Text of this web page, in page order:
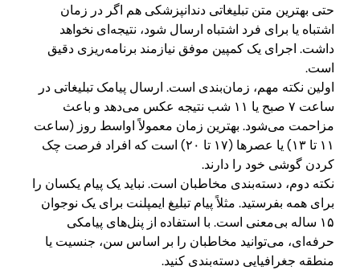
حتی بهترین متن تبلیغاتی دندانپزشکی هم اگر در زمان
اشتباه یا برای فرد اشتباه ارسال شود، نتیجه‌ای نخواهد
داشت. اجرای یک کمپین موفق نیازمند برنامه‌ریزی دقیق
است.
اولین نکته مهم، زمان‌بندی است. ارسال پیامک تبلیغاتی در
ساعت ۷ صبح یا ۱۱ شب نتیجه عکس می‌دهد و باعث
مزاحمت می‌شود. بهترین زمان معمولاً اواسط روز (ساعت
۱۱ تا ۱۳) یا عصرها (۱۷ تا ۲۰) است که افراد فرصت چک
کردن گوشی خود را دارند.
نکته دوم، دسته‌بندی مخاطبان است. نباید یک پیام یکسان را
برای همه بفرستید. مثلاً پیام تبلیغ ایمپلنت برای یک نوجوان
۱۵ ساله بی‌معنی است. با استفاده از پنل‌های پیامکی
حرفه‌ای، می‌توانید مخاطبان را بر اساس سن، جنسیت یا
منطقه جغرافیایی دسته‌بندی کنید.